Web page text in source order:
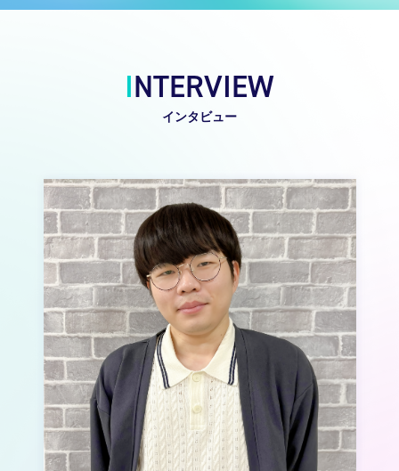
INTERVIEW
インタビュー